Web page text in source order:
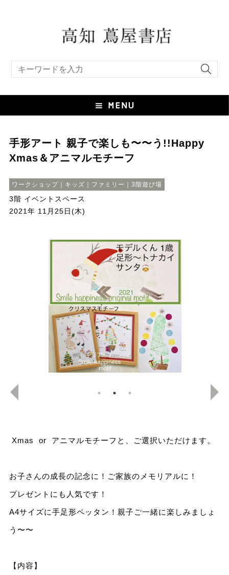
手形アート 親子で楽しも〜〜う!!Happy
Xmas＆アニマルモチーフ
ワークショップ｜キッズ｜ファミリー｜3階遊び場
3階 イベントスペース
2021年 11月25日(木)
Xmas or アニマルモチーフと、ご選択いただけます。
お子さんの成長の記念に！ご家族のメモリアルに！
プレゼントにも人気です！
A4サイズに手足形ペッタン！親子ご一緒に楽しみましょ
う〜〜
【内容】